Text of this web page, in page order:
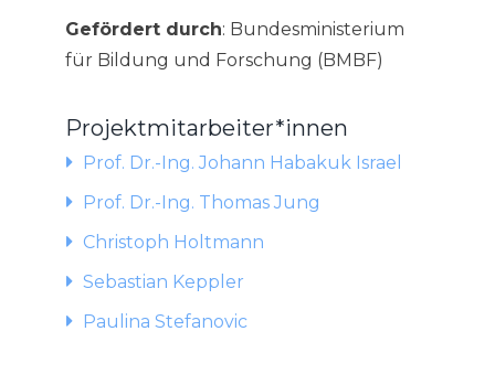
Gefördert durch: Bundesministerium
für Bildung und Forschung (BMBF)
Projektmitarbeiter*innen
Prof. Dr.-Ing. Johann Habakuk Israel
Prof. Dr.-Ing. Thomas Jung
Christoph Holtmann
Sebastian Keppler
Paulina Stefanovic